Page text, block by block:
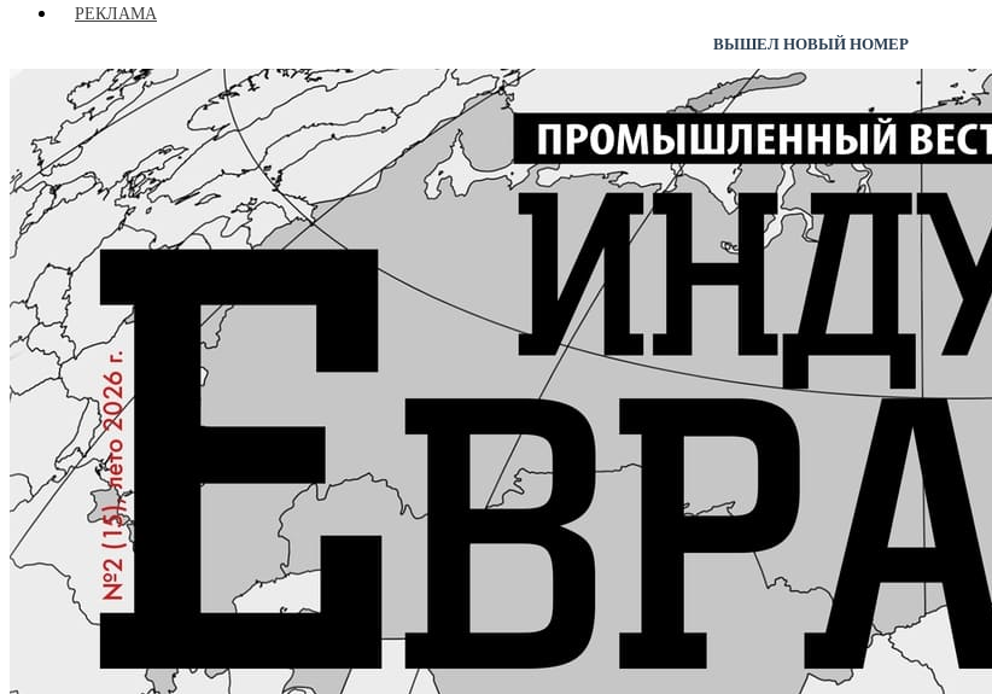
РЕКЛАМА
КОНТАКТЫ
ВЫШЕЛ НОВЫЙ НОМЕР